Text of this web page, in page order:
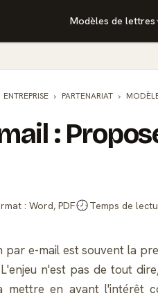
Modèles de lettres
ENTREPRISE PARTENARIAT
:
: Word, PDF Temps de
e-mail est souvent la
n'est pas de tout
mettre en avant l'intérêt